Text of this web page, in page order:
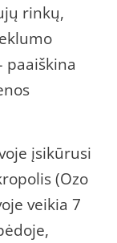
rinkų,
paaiškina
įsikūrusi
(Ozo
veikia 7